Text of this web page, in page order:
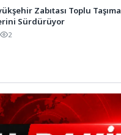
Zabıtası Toplu Taşıma
Sürdürüyor
2